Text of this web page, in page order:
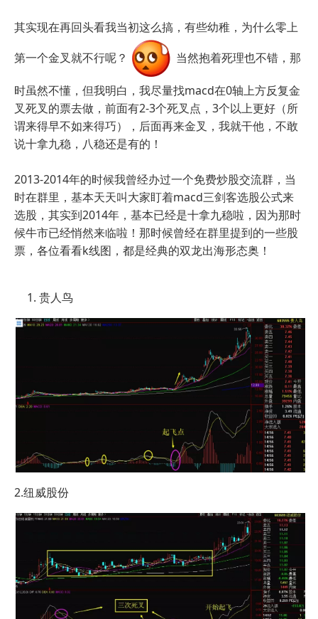
其实现在再回头看我当初这么搞，有些幼稚，为什么零上
第一个金叉就不行呢？
当然抱着死理也不错，那
时虽然不懂，但我明白，我尽量找macd在0轴上方反复金
叉死叉的票去做，前面有2-3个死叉点，3个以上更好（所
谓来得早不如来得巧），后面再来金叉，我就干他，不敢
说十拿九稳，八稳还是有的！
2013-2014年的时候我曾经办过一个免费炒股交流群，当
时在群里，基本天天叫大家盯着macd三剑客选股公式来
选股，其实到2014年，基本已经是十拿九稳啦，因为那时
候牛市已经悄然来临啦！那时候曾经在群里提到的一些股
票，各位看看k线图，都是经典的双龙出海形态奥！
贵人鸟
2.纽威股份